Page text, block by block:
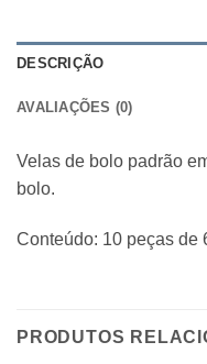
DESCRIÇÃO
AVALIAÇÕES (0)
Velas de bolo padrão
bolo.
Conteúdo: 10 peças de
PRODUTOS